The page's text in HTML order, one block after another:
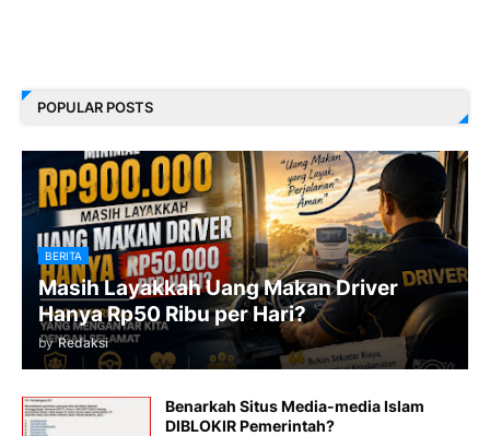
POPULAR POSTS
BERITA
Masih Layakkah Uang Makan Driver
Hanya Rp50 Ribu per Hari?
by Redaksi
Benarkah Situs Media-media Islam
DIBLOKIR Pemerintah?